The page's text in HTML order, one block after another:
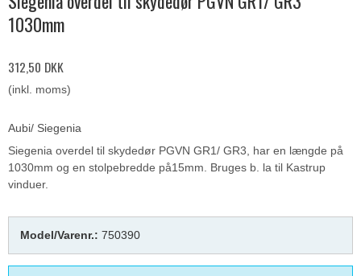
1030mm
312,50 DKK
(inkl. moms)
Aubi/ Siegenia
Siegenia overdel til skydedør PGVN GR1/ GR3, har en længde på
1030mm og en stolpebredde på15mm. Bruges b. la til Kastrup
vinduer.
Model/Varenr.: 750390